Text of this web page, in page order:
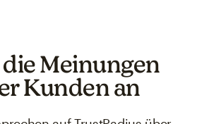
Meinungen
Kunden an